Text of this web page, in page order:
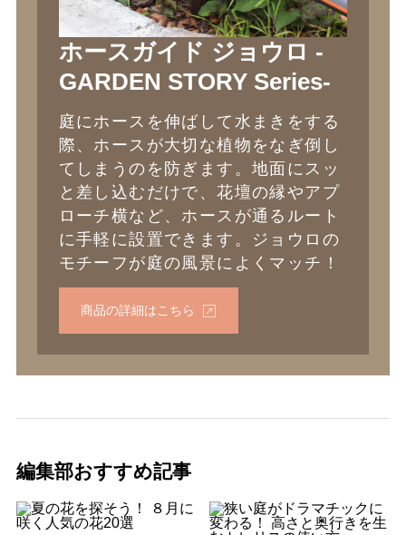
ホースガイド ジョウロ -
GARDEN STORY Series-
庭にホースを伸ばして水まきをする
際、ホースが大切な植物をなぎ倒し
てしまうのを防ぎます。地面にスッ
と差し込むだけで、花壇の縁やアプ
ローチ横など、ホースが通るルート
に手軽に設置できます。ジョウロの
モチーフが庭の風景によくマッチ！
商品の詳細はこちら
編集部おすすめ記事